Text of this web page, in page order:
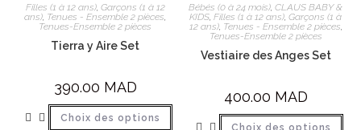
Filles (1 à 12 ans), Garçons (1 à 12
ans) Tenues - Ensemble 2 pièces
Tenues-Ensemble 2 pièces
Tierra y Aire Set
390.00 MAD
Choix des options
Bébés (0 à 24 mois) ,CLAUS BABY &
KIDS ,Filles (1 à 12 ans) ,Garçons (1 à
12 ans), Tenues - Ensemble 2 pièces
Tenues-Ensemble 2 pièces
Vestiaire des Anges Set
400.00 MAD
Choix des options